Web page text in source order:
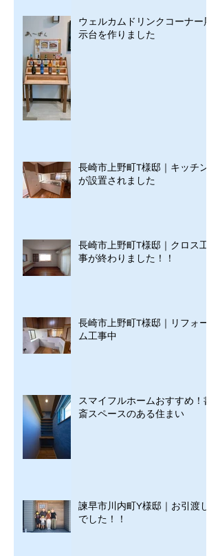
ウェルカムドリンクコーナー展
示台を作りました
長崎市上野町T様邸｜キッチン
が設置されました
長崎市上野町T様邸｜クロス工
事が終わりました！！
長崎市上野町T様邸｜リフォー
ム工事中
スマイフルホームおすすめ！書
斎スペースのある住まい
諫早市川内町Y様邸｜お引渡し
でした！！